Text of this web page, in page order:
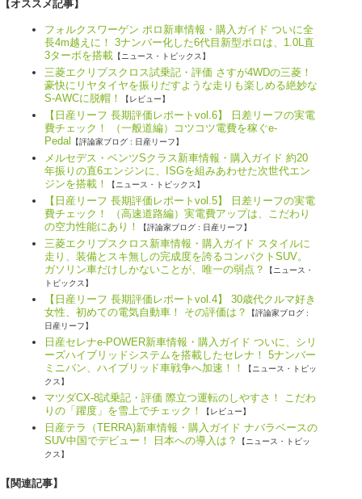
【オススメ記事】
フォルクスワーゲン ポロ新車情報・購入ガイド ついに全
長4m越えに！ 3ナンバー化した6代目新型ポロは、1.0L直
3ターボを搭載 【ニュース・トピックス】
三菱エクリプスクロス試乗記・評価 さすが4WDの三菱！
豪快にリヤタイヤを振りだすような走りも楽しめる絶妙な
S-AWCに脱帽！
【レビュー】
【日産リーフ 長期評価レポートvol.6】 日差リーフの実電
費チェック！ （一般道編）コツコツ電費を稼ぐe-
Pedal
【評論家ブログ : 日産リーフ】
メルセデス・ベンツSクラス新車情報・購入ガイド 約20
年振りの直6エンジンに、ISGを組みあわせた次世代エン
ジンを搭載！
【ニュース・トピックス】
【日産リーフ 長期評価レポートvol.5】 日差リーフの実電
費チェック！ （高速道路編）実電費アップは、こだわり
の空力性能にあり！
【評論家ブログ : 日産リーフ】
三菱エクリプスクロス新車情報・購入ガイド スタイルに
走り、装備とスキ無しの完成度を誇るコンパクトSUV。
ガソリン車だけしかないことが、唯一の弱点？
【ニュース・
トピックス】
【日産リーフ 長期評価レポートvol.4】 30歳代クルマ好き
女性、初めての電気自動車！ その評価は？
【評論家ブログ :
日産リーフ】
日産セレナe-POWER新車情報・購入ガイド ついに、シリ
ーズハイブリッドシステムを搭載したセレナ！ 5ナンバー
ミニバン、ハイブリッド車戦争へ加速！！
【ニュース・トピッ
クス】
マツダCX-8試乗記・評価 際立つ運転のしやすさ！ こだわ
りの「躍度」を雪上でチェック！
【レビュー】
日産テラ（TERRA)新車情報・購入ガイド ナバラベースの
SUV中国でデビュー！ 日本への導入は？
【ニュース・トピッ
クス】
【関連記事】